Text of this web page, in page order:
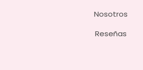
Nosotros
Reseñas